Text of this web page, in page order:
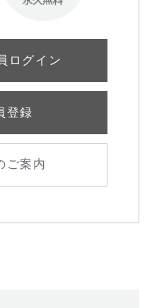
ログイン
登録
ご案内